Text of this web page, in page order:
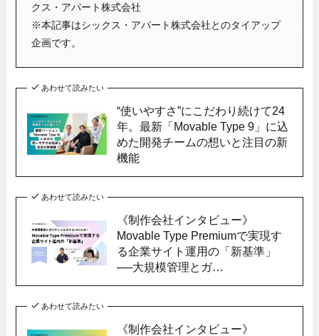
クス・アパート株式会社
※本記事はシックス・アパート株式会社とのタイアップ
企画です。
あわせて読みたい
“使いやすさ”にこだわり続けて24
年。最新「Movable Type 9」に込
めた開発チームの想いと注目の新
機能
あわせて読みたい
《制作会社インタビュー》
Movable Type Premiumで実現す
る企業サイト運用の「新基準」
──大規模管理とガ…
あわせて読みたい
《制作会社インタビュー》